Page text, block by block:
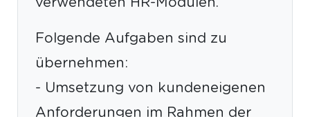
Folgende Aufgaben sind zu
übernehmen:
- Umsetzung von kundeneigenen
Anforderungen im Rahmen der